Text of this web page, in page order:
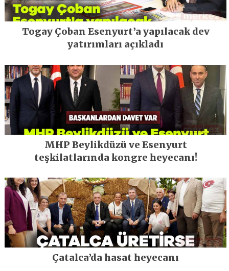
Togay Çoban Esenyurt’a yapılacak dev
yatırımları açıkladı
MHP Beylikdüzü ve Esenyurt
teşkilatlarında kongre heyecanı!
Çatalca’da hasat heyecanı